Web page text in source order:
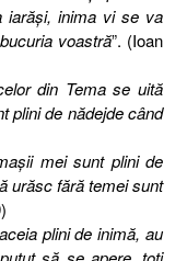
iarăşi, inima vi se va
voastră”. (Ioan
din Tema se uită
plini de nădejde când
mei sunt plini de
urăsc fără temei sunt
plini de inimă, au